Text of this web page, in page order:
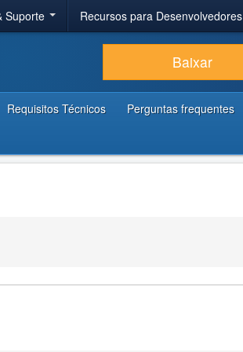
Suporte Recursos para Desenvolvedores
Baixar
Requisitos Técnicos Perguntas frequentes